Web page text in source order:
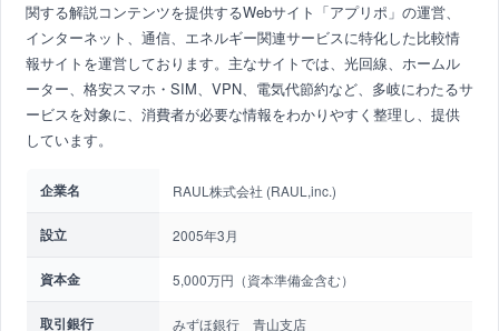
関する解説コンテンツを提供するWebサイト「アプリポ」の運営、
インターネット、通信、エネルギー関連サービスに特化した比較情
報サイトを運営しております。主なサイトでは、光回線、ホームル
ーター、格安スマホ・SIM、VPN、電気代節約など、多岐にわたるサ
ービスを対象に、消費者が必要な情報をわかりやすく整理し、提供
しています。
企業名 RAUL株式会社 (RAUL,inc.)
設立 2005年3月
資本金 5,000万円（資本準備金含む）
取引銀行 みずほ銀行 青山支店